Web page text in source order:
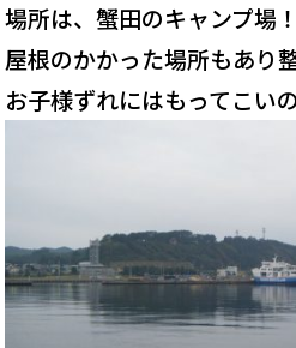
場所は、蟹田のキャンプ場！
屋根のかかった場所もあり
お子様ずれにはもってこい